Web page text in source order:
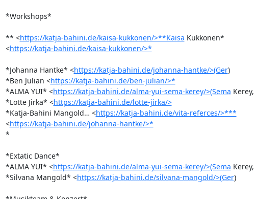
*Workshops*
** <https://katja-bahini.de/kaisa-kukkonen/>**Kaisa Kukkonen*
<https://katja-bahini.de/kaisa-kukkonen/>*
*Johanna Hantke* <https://katja-bahini.de/johanna-hantke/>(Ger)
*Ben Julian <https://katja-bahini.de/ben-julian/>*
*ALMA YUI* <https://katja-bahini.de/alma-yui-sema-kerey/>(Sema Kerey,
*Lotte Jirka* <https://katja-bahini.de/lotte-jirka/>
*Katja-Bahini Mangold… <https://katja-bahini.de/vita-referces/>***
<https://katja-bahini.de/johanna-hantke/>*
*
*Extatic Dance*
*ALMA YUI* <https://katja-bahini.de/alma-yui-sema-kerey/>(Sema Kerey,
*Silvana Mangold* <https://katja-bahini.de/silvana-mangold/>(Ger)